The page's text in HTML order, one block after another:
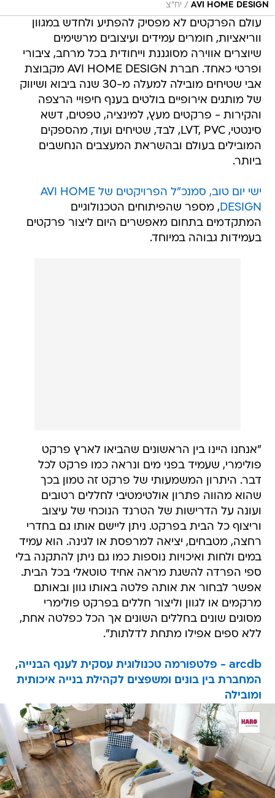
AVI HOME DESIGN
/ יח"צ
עולם הפרקטים לא מפסיק להפתיע ולחדש במגוון
ווריאציות, חומרים עמידים ועיצובים מרשימים
שיוצרים אווירה מסוגננת וייחודית בכל מרחב, ציבורי
ופרטי כאחד. חברת AVI HOME DESIGN מקבוצת
אבי שטיחים מובילה למעלה מ-30 שנה ביבוא ושיווק
של מותגים אירופיים בולטים בענף חיפויי הרצפה
והקירות - פרקטים מעץ, למינציה, טפטים, דשא
סינטטי, LVT, PVC, לבד, שטיחים ועוד, מהספקים
המובילים בעולם ובהשראת המעצבים הנחשבים
ביותר.
ישי יום טוב, סמנכ"ל הפרויקטים של AVI HOME
DESIGN, מספר שהפיתוחים הטכנולוגיים
המתקדמים בתחום מאפשרים היום ליצור פרקטים
בעמידות גבוהה במיוחד.
"אנחנו היינו בין הראשונים שהביאו לארץ פרקט
פולימרי, שעמיד בפני מים ונראה כמו פרקט לכל
דבר. היתרון המשמעותי של פרקט זה טמון בכך
שהוא מהווה פתרון אולטימטיבי לחללים רטובים
ועונה על הדרישות של הטרנד הנוכחי של עיצוב
וריצוף כל הבית בפרקט. ניתן ליישם אותו גם בחדרי
רחצה, מטבחים, יציאה למרפסת או לגינה. הוא עמיד
במים ולחות ואיכויות נוספות כמו גם ניתן להתקנה בלי
ספי הפרדה להשגת מראה אחיד טוטאלי בכל הבית.
אפשר לבחור את אותה פלטה באותו גוון ובאותם
מרקמים או לגוון וליצור חללים בפרקט פולימרי
מסוגים שונים בחללים השונים אך הכל כפלטה אחת,
ללא ספים אפילו מתחת לדלתות".
arcdb - פלטפורמה טכנולוגית עסקית לענף הבנייה,
המחברת בין בונים ומשפצים לקהילת בנייה איכותית
ומובילה